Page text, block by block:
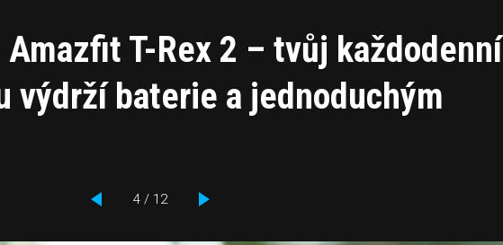
T-Rex 2 – tvůj každodenní
výdrží baterie a jednoduchým
4 / 12